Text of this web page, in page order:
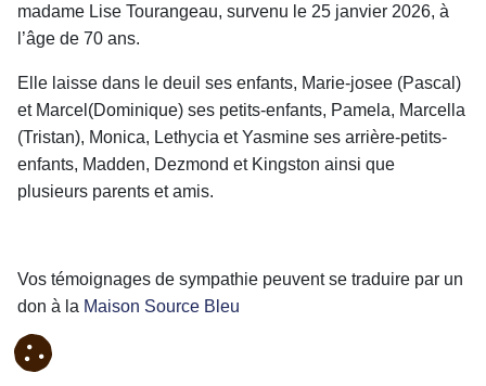
madame Lise Tourangeau, survenu le 25 janvier 2026, à
l’âge de 70 ans.
Elle laisse dans le deuil ses enfants, Marie-josee (Pascal)
et Marcel(Dominique) ses petits-enfants, Pamela, Marcella
(Tristan), Monica, Lethycia et Yasmine ses arrière-petits-
enfants, Madden, Dezmond et Kingston ainsi que
plusieurs parents et amis.
Vos témoignages de sympathie peuvent se traduire par un
don à la Maison Source Bleu